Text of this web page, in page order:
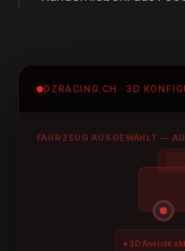
OZRACING.CH · 3D
FAHRZEUG AUSGEWÄHLT —
● 3D Ansicht